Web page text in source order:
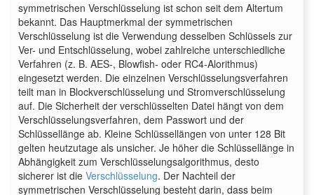
symmetrischen Verschlüsselung ist schon seit dem Altertum
bekannt. Das Hauptmerkmal der symmetrischen
Verschlüsselung ist die Verwendung desselben Schlüssels zur
Ver- und Entschlüsselung, wobei zahlreiche unterschiedliche
Verfahren (z. B. AES-, Blowfish- oder RC4-Alorithmus)
eingesetzt werden. Die einzelnen Verschlüsselungsverfahren
teilt man in Blockverschlüsselung und Stromverschlüsselung
auf. Die Sicherheit der verschlüsselten Datei hängt von dem
Verschlüsselungsverfahren, dem Passwort und der
Schlüssellänge ab. Kleine Schlüssellängen von unter 128 Bit
gelten heutzutage als unsicher. Je höher die Schlüssellänge in
Abhängigkeit zum Verschlüsselungsalgorithmus, desto
sicherer ist die Verschlüsselung. Der Nachteil der
symmetrischen Verschlüsselung besteht darin, dass beim